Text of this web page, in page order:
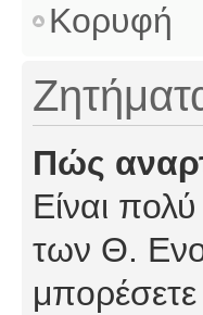
Κορυφή
Πώς
Είναι
των Θ.
μπορέσετε